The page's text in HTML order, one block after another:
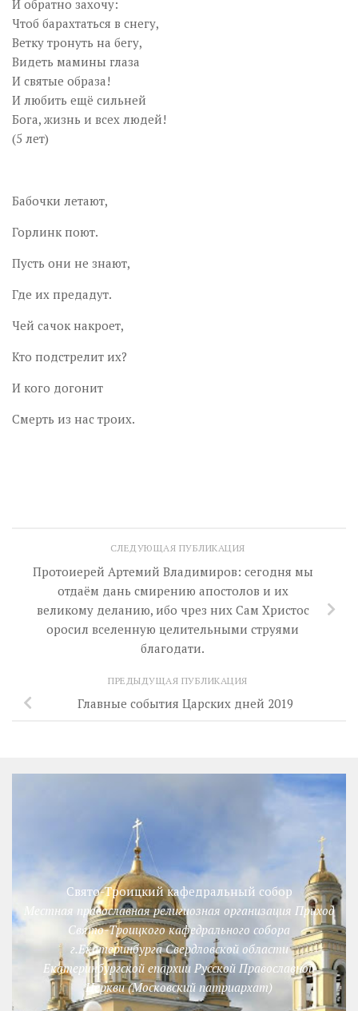
И обратно захочу:
Чтоб барахтаться в снегу,
Ветку тронуть на бегу,
Видеть мамины глаза
И святые образа!
И любить ещё сильней
Бога, жизнь и всех людей!
(5 лет)
Бабочки летают,
Горлинк поют.
Пусть они не знают,
Где их предадут.
Чей сачок накроет,
Кто подстрелит их?
И кого догонит
Смерть из нас троих.
СЛЕДУЮЩАЯ ПУБЛИКАЦИЯ
Протоиерей Артемий Владимиров: сегодня мы
отдаём дань смирению апостолов и их
великому деланию, ибо чрез них Сам Христос
оросил вселенную целительными струями
благодати.
ПРЕДЫДУЩАЯ ПУБЛИКАЦИЯ
Главные события Царских дней 2019
Свято-Троицкий кафедральный собор
Местная православная религиозная организация Приход
Свято-Троицкого кафедрального собора
г.Екатеринбурга Свердловской области
Екатеринбургской епархии Русской Православной
Церкви (Московский патриархат)